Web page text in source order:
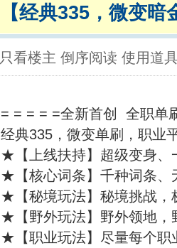
【经典335，微变
只看楼主 倒序阅读 使用道
= = = = =全新首创 全职单
经典335，微变单刷，职业
★【上线扶持】超级变身、
★【核心词条】千种词条、
★【秘境玩法】秘境挑战，
★【野外玩法】野外领地，
★【职业玩法】尽量每个职